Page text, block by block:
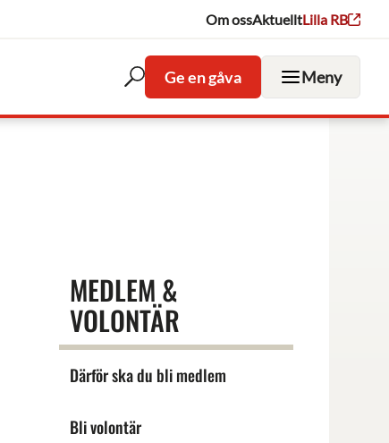
Om ossAktuelltLilla RB
Öppna
sökfältet
Ge en gåva Meny
MEDLEM &
VOLONTÄR
Därför ska du bli medlem
Bli volontär